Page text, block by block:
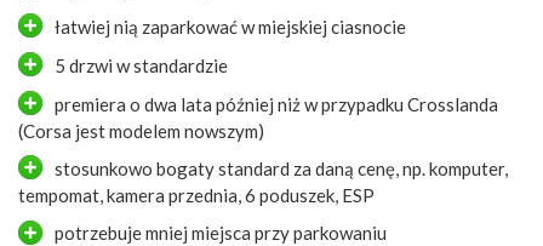
łatwiej nią zaparkować w miejskiej ciasnocie
5 drzwi w standardzie
premiera o dwa lata później niż w przypadku Crosslanda
(Corsa jest modelem nowszym)
stosunkowo bogaty standard za daną cenę, np. komputer,
tempomat, kamera przednia, 6 poduszek, ESP
potrzebuje mniej miejsca przy parkowaniu